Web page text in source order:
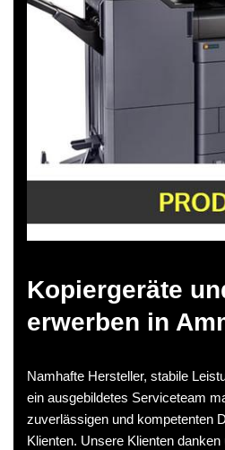
Kopiergeräte
erwerben in
Namhafte Hersteller, stabile
ein ausgebildetes Serviceteam
zuverlässigen und kompetenten
Klienten. Unsere Klienten